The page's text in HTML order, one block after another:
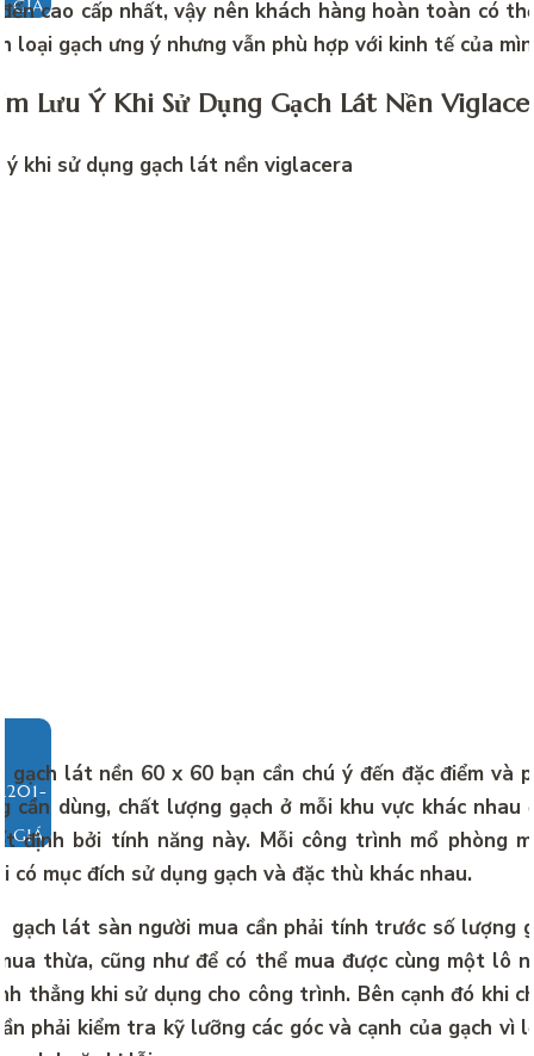
GIÁcao cấp nhất, vậy nên khách hàng hoàn toàn có
loại gạch ưng ý nhưng vẫn phù hợp với kinh tế của
Lưu Ý Khi Sử Dụng Gạch Lát Nền
GIÁ
gạch lát nền 60 x 60 bạn cần chú ý đến đặc điểm và
cần dùng, chất lượng gạch ở mỗi khu vực khác nhau
định bởi tính năng này. Mỗi công trình mổ phòng
có mục đích sử dụng gạch và đặc thù khác nhau.
gạch lát sàn người mua cần phải tính trước số lượng
thừa, cũng như để có thể mua được cùng một lô
thẳng khi sử dụng cho công trình. Bên cạnh đó khi
phải kiểm tra kỹ lưỡng các góc và cạnh của gạch vì